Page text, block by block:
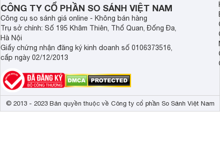
CÔNG TY CỔ PHẦN SO SÁNH VIỆT NAM
Công cụ so sánh giá online - Không bán hàng
Trụ sở chính: Số 195 Khâm Thiên, Thổ Quan, Đống Đa,
Hà Nội
Giấy chứng nhận đăng ký kinh doanh số 0106373516,
cấp ngày 02/12/2013
© 2013 - 2023 Bản quyền thuộc về Công ty cổ phần So Sánh Việt Nam